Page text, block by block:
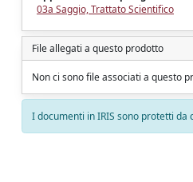
03a Saggio, Trattato Scientifico
File allegati a questo prodotto
Non ci sono file associati a questo
I documenti in IRIS sono protetti